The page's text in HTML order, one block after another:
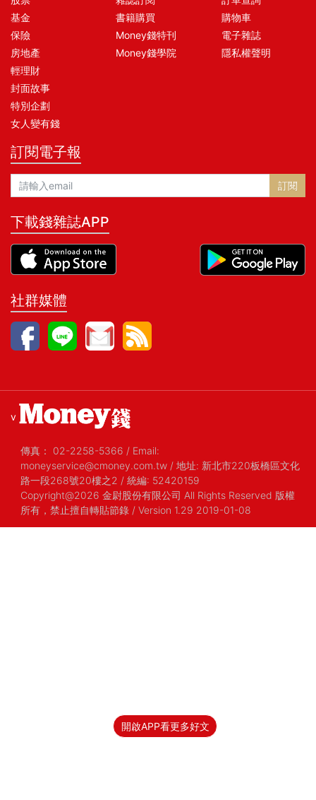
開啟APP看更多好文
基金
保險
房地產
輕理財
封面故事
特別企劃
女人變有錢
書籍購買
Money錢特刊
Money錢學院
購物車
電子雜誌
隱私權聲明
訂閱電子報
訂閱
下載錢雜誌APP
社群媒體
v
傳真： 02-2258-5366 / Email:
moneyservice@cmoney.com.tw / 地址: 新北市220板橋區文化
路一段268號20樓之2 / 統編: 52420159
Copyright@2026 金尉股份有限公司 All Rights Reserved 版權
所有，禁止擅自轉貼節錄 / Version 1.29 2019-01-08